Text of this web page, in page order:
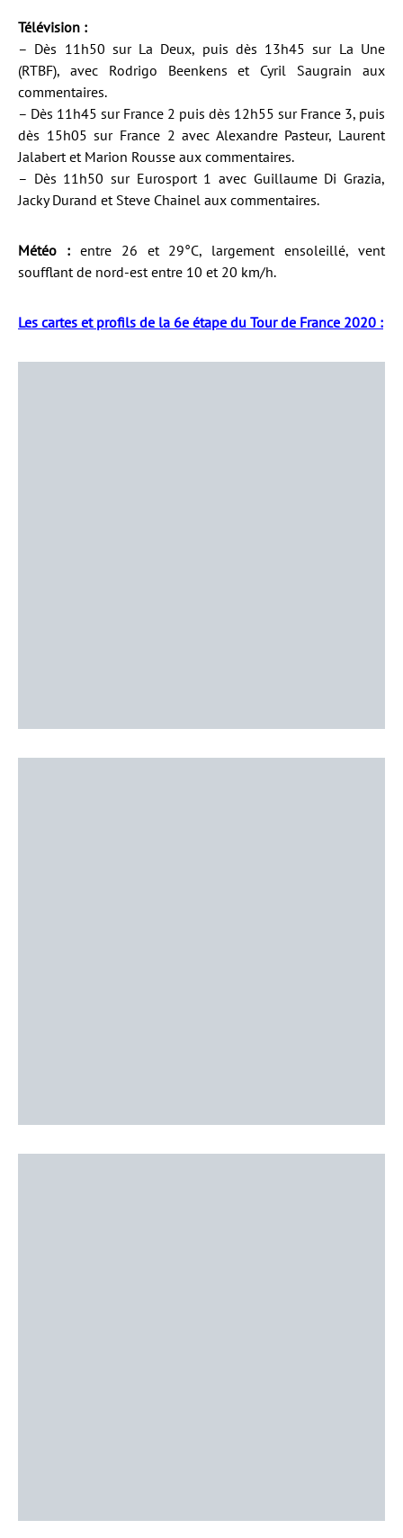
Télévision :
– Dès 11h50 sur La Deux, puis dès 13h45 sur La Une
(RTBF), avec Rodrigo Beenkens et Cyril Saugrain aux
commentaires.
– Dès 11h45 sur France 2 puis dès 12h55 sur France 3, puis
dès 15h05 sur France 2 avec Alexandre Pasteur, Laurent
Jalabert et Marion Rousse aux commentaires.
– Dès 11h50 sur Eurosport 1 avec Guillaume Di Grazia,
Jacky Durand et Steve Chainel aux commentaires.
Météo : entre 26 et 29°C, largement ensoleillé, vent
soufflant de nord-est entre 10 et 20 km/h.
Les cartes et profils de la 6e étape du Tour de France 2020 :